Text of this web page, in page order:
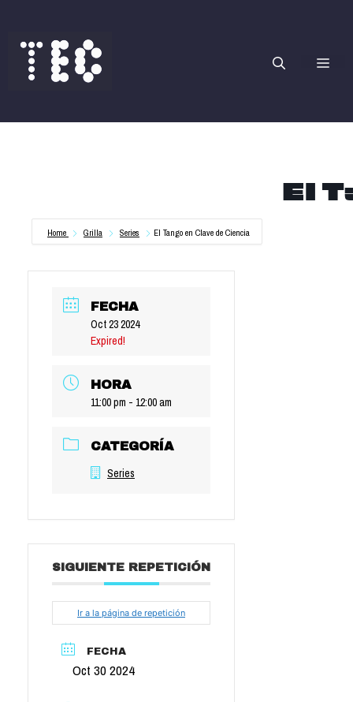
contenido
Home Grilla Series El Tango en Clave de Ciencia
El
FECHA
Oct 23 2024
Expired!
HORA
11:00 pm - 12:00 am
CATEGORÍA
Series
SIGUIENTE REPETICIÓN
Ir a la página de repetición
FECHA
Oct 30 2024